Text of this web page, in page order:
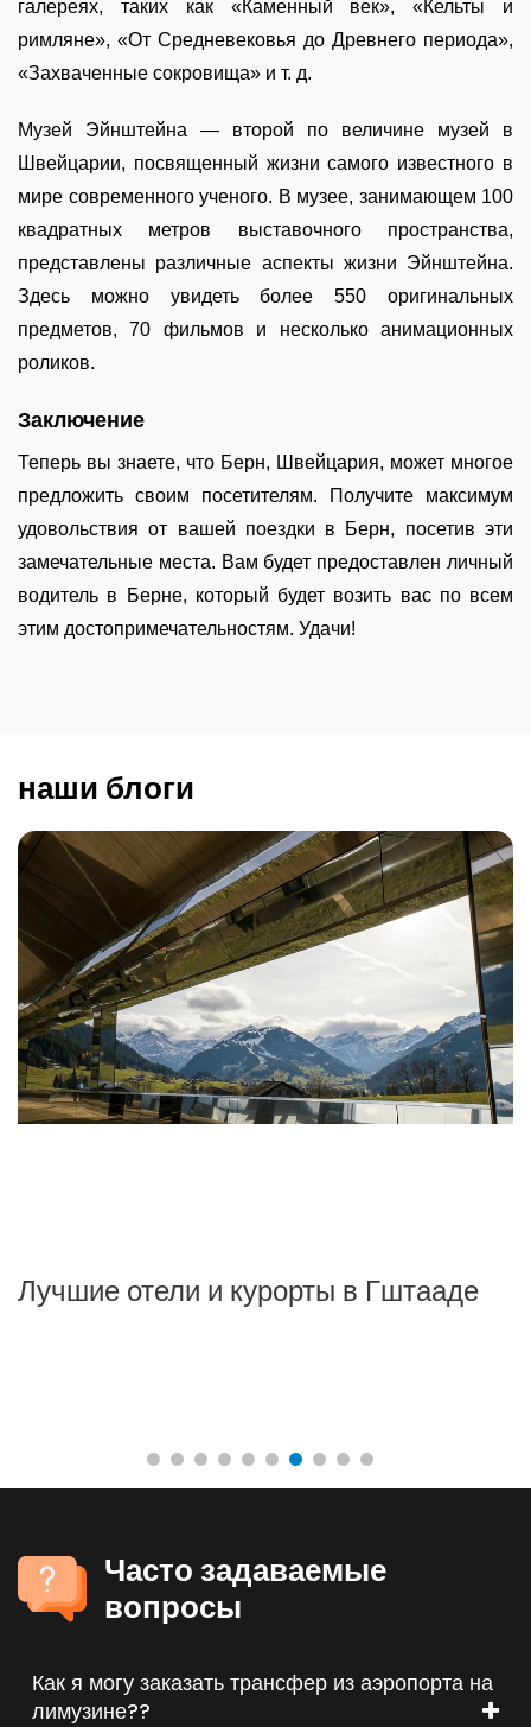
галереях, таких как «Каменный век», «Кельты и
римляне», «От Средневековья до Древнего периода»,
«Захваченные сокровища» и т. д.
Музей Эйнштейна — второй по величине музей в
Швейцарии, посвященный жизни самого известного в
мире современного ученого. В музее, занимающем 100
квадратных метров выставочного пространства,
представлены различные аспекты жизни Эйнштейна.
Здесь можно увидеть более 550 оригинальных
предметов, 70 фильмов и несколько анимационных
роликов.
Заключение
Теперь вы знаете, что Берн, Швейцария, может многое
предложить своим посетителям. Получите максимум
удовольствия от вашей поездки в Берн, посетив эти
замечательные места. Вам будет предоставлен личный
водитель в Берне, который будет возить вас по всем
этим достопримечательностям. Удачи!
наши блоги
Лучшие отели и курорты в Гштааде
Часто задаваемые
вопросы
Как я могу заказать трансфер из аэропорта на
лимузине??